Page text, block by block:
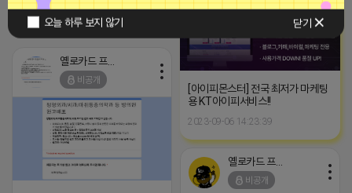
오늘 하루 보지 않기 닫기
2026-04-16 17:01 댓글: 0개
[아이피몬스터] 전국 최저가 마케팅
용 KT아이피서비스!!
2023-09-06 14:23:39
옐로카드 프로도
비공개
옐로카드 프로도
비공개